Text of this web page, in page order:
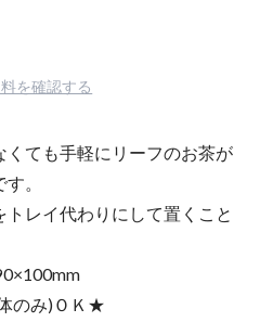
を確認する
ても手軽にリーフのお茶が
。
レイ代わりにして置くこと
のみ)ＯＫ★